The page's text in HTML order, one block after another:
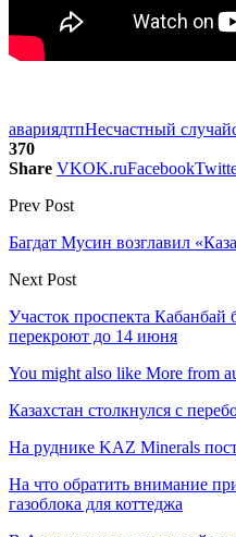
авариядтпНесчастный случай
370
Share VKOK.ruFacebook
Prev Post
Багдат Мусин возглавил
Next Post
Участок проспекта
перекроют до 14 июня
You might also like More from
Казахстан столкнулся с
На руднике KAZ Minerals
На что обратить внимание
газоблока для коттеджа